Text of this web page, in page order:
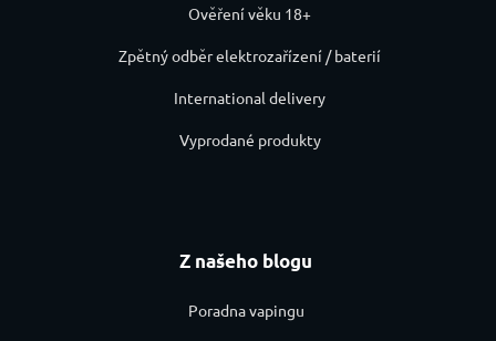
Ověření věku 18+
Zpětný odběr elektrozařízení / baterií
International delivery
Vyprodané produkty
Z našeho blogu
Poradna vapingu